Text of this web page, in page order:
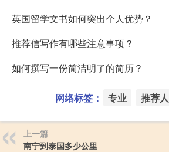
英国留学文书如何突出个人优势？
推荐信写作有哪些注意事项？
如何撰写一份简洁明了的简历？
网络标签： 专业 推荐人
上一篇
南宁到泰国多少公里